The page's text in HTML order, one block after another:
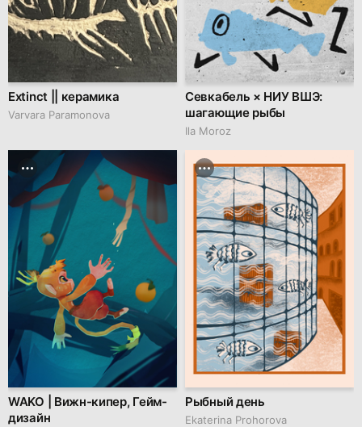
Extinct || керамика
Varvara Paramonova
Севкабель × НИУ ВШЭ:
шагающие рыбы
Ila Moroz
WAKO | Вижн-кипер, Гейм-
дизайн
Рыбный день
Ekaterina Prohorova